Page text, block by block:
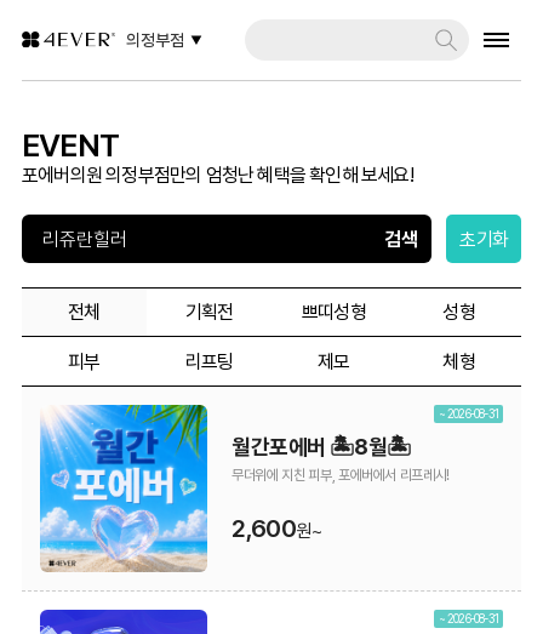
의정부점
EVENT
포에버의원 의정부점만의 엄청난 혜택을 확인해 보세요!
초기화
전체 기획전 쁘띠성형 성형
피부 리프팅 제모 체형
월간포에버 🏝️8월🏝️
무더위에 지친 피부, 포에버에서 리프레시!
~ 2026-08-31
2,600원~
~ 2026-08-31